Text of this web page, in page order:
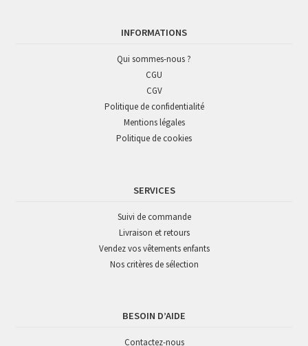
INFORMATIONS
Qui sommes-nous ?
CGU
CGV
Politique de confidentialité
Mentions légales
Politique de cookies
SERVICES
Suivi de commande
Livraison et retours
Vendez vos vêtements enfants
Nos critères de sélection
BESOIN D’AIDE
Contactez-nous